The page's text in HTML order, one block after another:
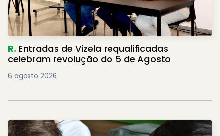
R. Entradas de Vizela requalificadas
celebram revolução do 5 de Agosto
6 agosto 2026